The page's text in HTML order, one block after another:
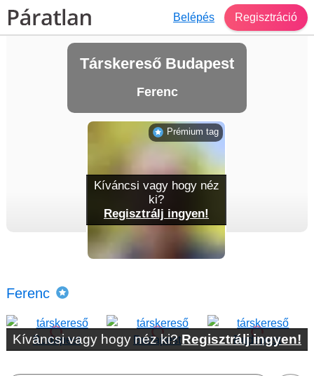
Belépés Regisztráció
Társkereső Budapest
Ferenc
Ferenc
Kíváncsi vagy hogy néz ki?Regisztrálj ingyen!
Kíváncsi vagy hogy néz
ki?
Regisztrálj ingyen!
Prémium tag